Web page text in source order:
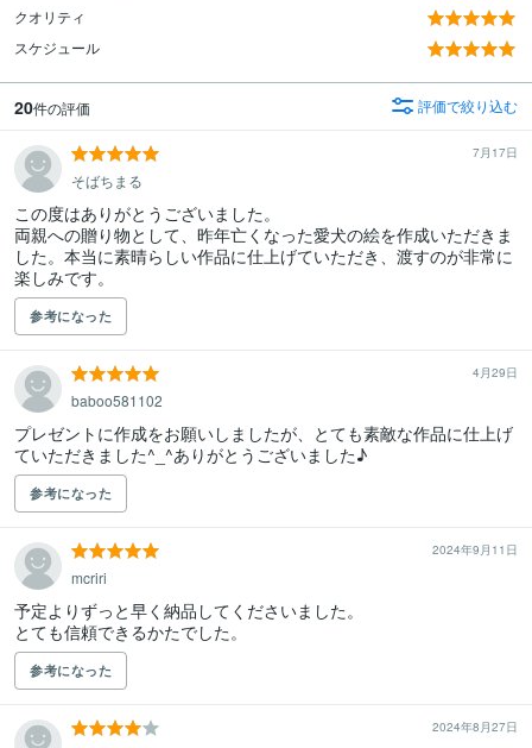
クオリティ
スケジュール
20件の評価 評価で絞り込む
7月17日
そばちまる
この度はありがとうございました。
両親への贈り物として、昨年亡くなった愛犬の絵を作成いただきま
した。本当に素晴らしい作品に仕上げていただき、渡すのが非常に
楽しみです。
参考になった
4月29日
baboo581102
プレゼントに作成をお願いしましたが、とても素敵な作品に仕上げ
ていただきました^_^ありがとうございました♪
参考になった
2024年9月11日
mcriri
予定よりずっと早く納品してくださいました。
とても信頼できるかたでした。
参考になった
2024年8月27日